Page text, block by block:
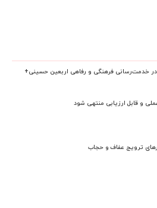
ایلامی در خدمت‌رسانی فرهنگی و رفاهی اربعین حسینی+
و قابل ارزیابی منتهی شود
ترویج عفاف و حجاب